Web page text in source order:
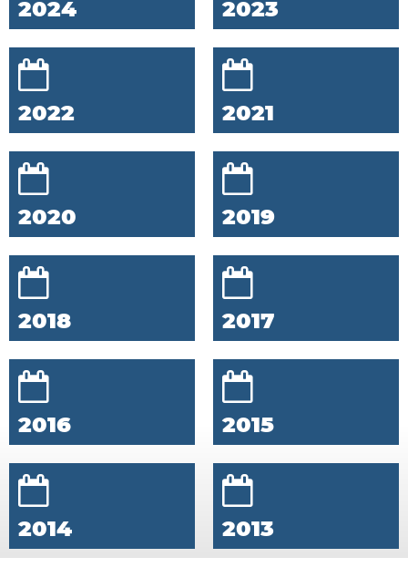
2024 2023
2022 2021
2020 2019
2018 2017
2016 2015
2014 2013